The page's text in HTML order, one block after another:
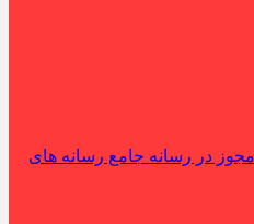
در رسانه جامع رسانه های